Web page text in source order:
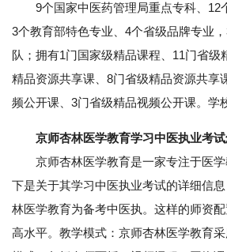
9个国家中医药管理局重点专科、12
3个教育部特色专业、4个省级品牌专业
队；拥有1门国家级精品课程、11门省级
精品资源共享课、8门省级精品资源共享
频公开课、3门省级精品视频公开课。学
京师杏林医学教育学习中医执业考
京师杏林医学教育是一家专注于医学
下是关于其学习中医执业考试的详细信
林医学教育为备考中医执。这样的师资
高水平。教学模式：京师杏林医学教育采